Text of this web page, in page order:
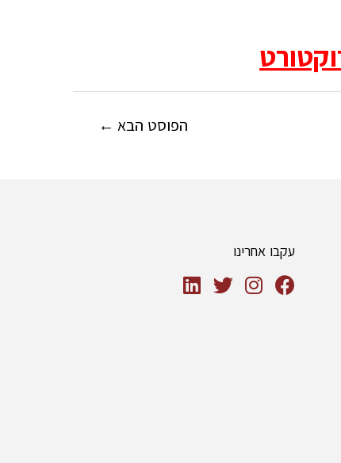
הפוסט הבא ←
עקבו אחרינו